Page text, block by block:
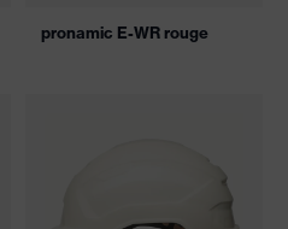
pronamic E-WR rouge